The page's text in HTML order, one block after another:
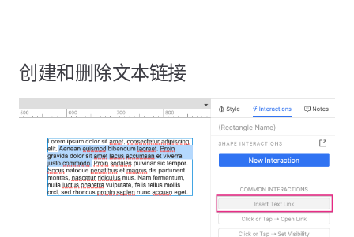
创建和删除文本链接